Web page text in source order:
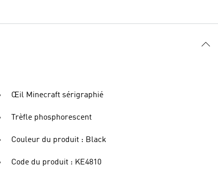
Œil Minecraft sérigraphié
Trèfle phosphorescent
Couleur du produit : Black
Code du produit : KE4810